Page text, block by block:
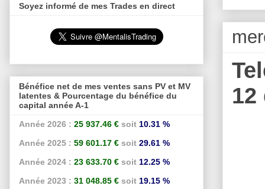
12
Soyez informé de mes Trades en direct
Bénéfice net de mes ventes sans PV et MV
latentes & Pourcentage du bénéfice du
capital année A-1
Année 2026 : 25 937.46 € soit 10.31 %
Année 2025 : 59 601.17 € soit 29.61 %
Année 2024 : 23 633.70 € soit 12.25 %
Année 2023 : 31 048.85 € soit 19.15 %